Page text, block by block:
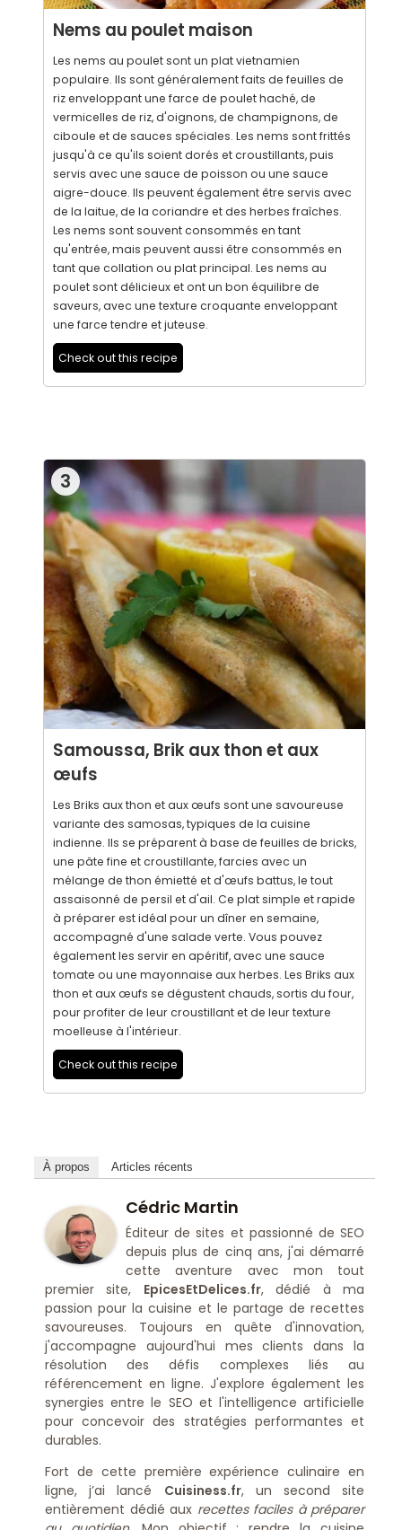
Nems au poulet maison
Les nems au poulet sont un plat vietnamien
populaire. Ils sont généralement faits de feuilles de
riz enveloppant une farce de poulet haché, de
vermicelles de riz, d'oignons, de champignons, de
ciboule et de sauces spéciales. Les nems sont frittés
jusqu'à ce qu'ils soient dorés et croustillants, puis
servis avec une sauce de poisson ou une sauce
aigre-douce. Ils peuvent également être servis avec
de la laitue, de la coriandre et des herbes fraîches.
Les nems sont souvent consommés en tant
qu'entrée, mais peuvent aussi être consommés en
tant que collation ou plat principal. Les nems au
poulet sont délicieux et ont un bon équilibre de
saveurs, avec une texture croquante enveloppant
une farce tendre et juteuse.
Check out this recipe
3
Samoussa, Brik aux thon et aux
œufs
Les Briks aux thon et aux œufs sont une savoureuse
variante des samosas, typiques de la cuisine
indienne. Ils se préparent à base de feuilles de bricks,
une pâte fine et croustillante, farcies avec un
mélange de thon émietté et d'œufs battus, le tout
assaisonné de persil et d'ail. Ce plat simple et rapide
à préparer est idéal pour un dîner en semaine,
accompagné d'une salade verte. Vous pouvez
également les servir en apéritif, avec une sauce
tomate ou une mayonnaise aux herbes. Les Briks aux
thon et aux œufs se dégustent chauds, sortis du four,
pour profiter de leur croustillant et de leur texture
moelleuse à l'intérieur.
Check out this recipe
À propos Articles récents
Cédric Martin
Éditeur de sites et passionné de SEO
depuis plus de cinq ans, j'ai démarré
cette aventure avec mon tout
premier site, EpicesEtDelices.fr, dédié à ma
passion pour la cuisine et le partage de recettes
savoureuses. Toujours en quête d'innovation,
j'accompagne aujourd'hui mes clients dans la
résolution des défis complexes liés au
référencement en ligne. J'explore également les
synergies entre le SEO et l'intelligence artificielle
pour concevoir des stratégies performantes et
durables.
Fort de cette première expérience culinaire en
ligne, j’ai lancé Cuisiness.fr, un second site
entièrement dédié aux recettes faciles à préparer